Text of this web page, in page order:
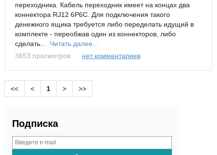
переходника. Кабель переходник имеет на концах два
коннектора RJ12 6P6C. Для подключения такого
денежного ящика требуется либо переделать идущий в
комплекте - переобжав один из коннекторов, либо
сделать... Читать далее...
3653 просмотров
нет комментариев
<< < 1 > >>
Подписка